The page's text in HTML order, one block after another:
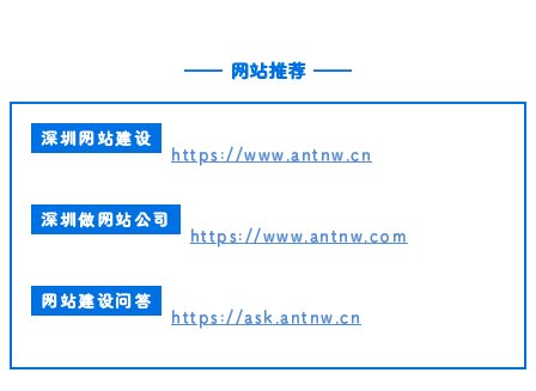
—— 网站推荐 ——
深圳网站建设
https://www.antnw.cn
深圳做网站公司
https://www.antnw.com
网站建设问答
https://ask.antnw.cn